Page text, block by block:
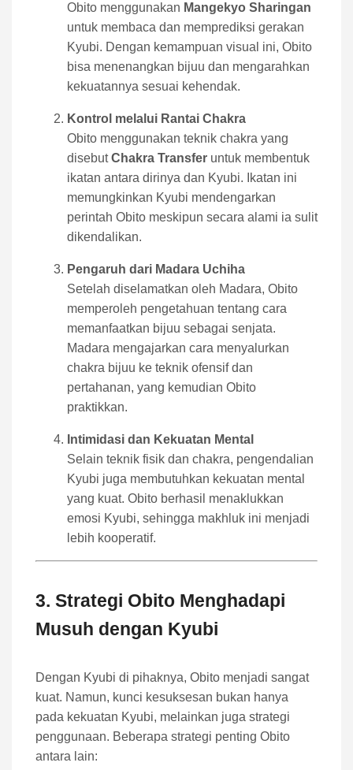
Obito menggunakan Mangekyo Sharingan
untuk membaca dan memprediksi gerakan
Kyubi. Dengan kemampuan visual ini, Obito
bisa menenangkan bijuu dan mengarahkan
kekuatannya sesuai kehendak.
Kontrol melalui Rantai Chakra
Obito menggunakan teknik chakra yang
disebutChakra Transfer untuk membentuk
ikatan antara dirinya dan Kyubi. Ikatan ini
memungkinkan Kyubi mendengarkan
perintah Obito meskipun secara alami ia sulit
dikendalikan.
Pengaruh dari Madara Uchiha
Setelah diselamatkan oleh Madara, Obito
memperoleh pengetahuan tentang cara
memanfaatkan bijuu sebagai senjata.
Madara mengajarkan cara menyalurkan
chakra bijuu ke teknik ofensif dan
pertahanan, yang kemudian Obito
praktikkan.
Intimidasi dan Kekuatan Mental
Selain teknik fisik dan chakra, pengendalian
Kyubi juga membutuhkan kekuatan mental
yang kuat. Obito berhasil menaklukkan
emosi Kyubi, sehingga makhluk ini menjadi
lebih kooperatif.
3. Strategi Obito Menghadapi
Musuh dengan Kyubi
Dengan Kyubi di pihaknya, Obito menjadi sangat
kuat. Namun, kunci kesuksesan bukan hanya
pada kekuatan Kyubi, melainkan juga strategi
penggunaan. Beberapa strategi penting Obito
antara lain: